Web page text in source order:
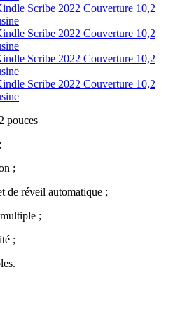
pouces
;
de réveil automatique ;
;
;